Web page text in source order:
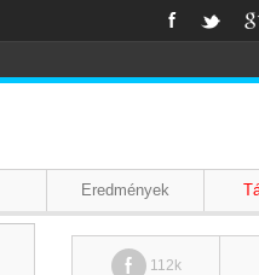
Eredmények
112k